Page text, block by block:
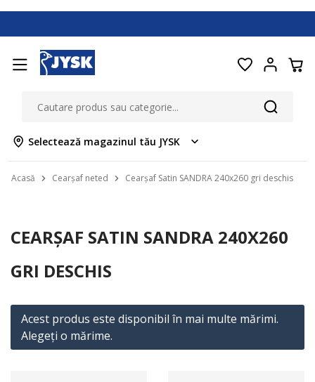
Selectează magazinul tău JYSK
Acasă Cearșaf neted Cearșaf Satin SANDRA 240x260 gri deschis
CEARȘAF SATIN SANDRA 240X260
GRI DESCHIS
Acest produs este disponibil în mai multe mărimi.
Alegeţi o mărime.